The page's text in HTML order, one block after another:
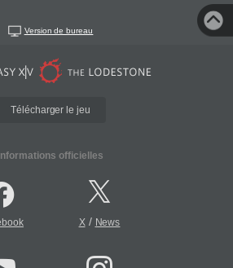
Version de bureau
Télécharger le jeu
Informations officielles
X/ News